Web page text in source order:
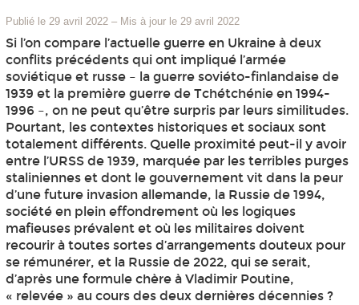
Publié le 29 avril 2022 – Mis à jour le 29 avril 2022
Si l’on compare l’actuelle guerre en Ukraine à deux
conflits précédents qui ont impliqué l’armée
soviétique et russe – la guerre soviéto-finlandaise de
1939 et la première guerre de Tchétchénie en 1994-
1996 –, on ne peut qu’être surpris par leurs similitudes.
Pourtant, les contextes historiques et sociaux sont
totalement différents. Quelle proximité peut-il y avoir
entre l’URSS de 1939, marquée par les terribles purges
staliniennes et dont le gouvernement vit dans la peur
d’une future invasion allemande, la Russie de 1994,
société en plein effondrement où les logiques
mafieuses prévalent et où les militaires doivent
recourir à toutes sortes d’arrangements douteux pour
se rémunérer, et la Russie de 2022, qui se serait,
d’après une formule chère à Vladimir Poutine,
« relevée » au cours des deux dernières décennies ?